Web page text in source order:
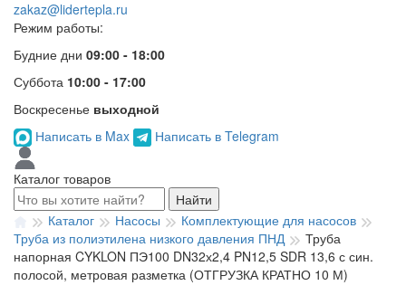
zakaz@lidertepla.ru
Режим работы:
Будние дни 09:00 - 18:00
Суббота 10:00 - 17:00
Воскресенье выходной
Написать в Max
Написать в Telegram
Каталог товаров
Найти
Каталог
Насосы
Комплектующие для насосов
Труба из полиэтилена низкого давления ПНД
Труба
напорная CYKLON ПЭ100 DN32х2,4 PN12,5 SDR 13,6 с син.
полосой, метровая разметка (ОТГРУЗКА КРАТНО 10 М)